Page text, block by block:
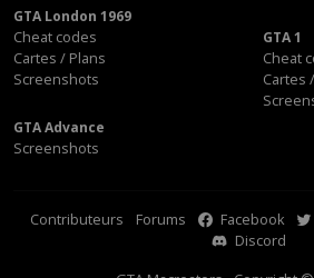
GTA London 1969
Cheat codes
Cartes / Plans
Screenshots
GTA 1
Cheat
Cartes
GTA Advance
Screenshots
Contributeurs Forums Facebook
Discord